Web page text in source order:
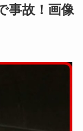
事故！画像